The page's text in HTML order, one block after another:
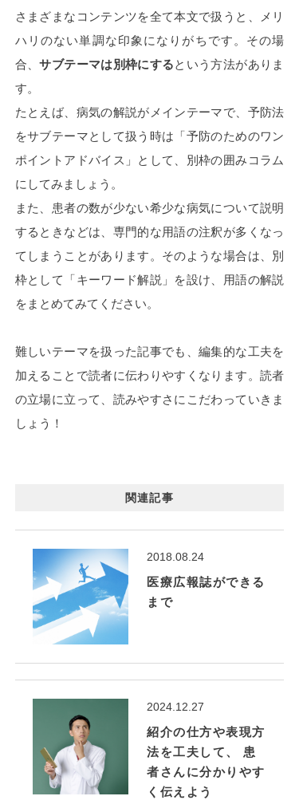
さまざまなコンテンツを全て本文で扱うと、メリ
ハリのない単調な印象になりがちです。その場
合、サブテーマは別枠にするという方法がありま
す。
たとえば、病気の解説がメインテーマで、予防法
をサブテーマとして扱う時は「予防のためのワン
ポイントアドバイス」として、別枠の囲みコラム
にしてみましょう。
また、患者の数が少ない希少な病気について説明
するときなどは、専門的な用語の注釈が多くなっ
てしまうことがあります。そのような場合は、別
枠として「キーワード解説」を設け、用語の解説
をまとめてみてください。
難しいテーマを扱った記事でも、編集的な工夫を
加えることで読者に伝わりやすくなります。読者
の立場に立って、読みやすさにこだわっていきま
しょう！
関連記事
2018.08.24
医療広報誌ができる
まで
2024.12.27
紹介の仕方や表現方
法を工夫して、 患
者さんに分かりやす
く伝えよう